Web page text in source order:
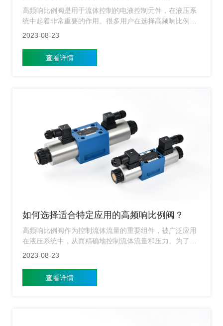
高频响比例阀是用于流体控制的电液控制元件，在液压系
统中起着非常重要的作用。很多用户在选择高频响比例阀
时，不知道要从哪些方面来选，不知道关键要点是什么，
例阀要从哪些关键要点去考虑？
2023-08-23
查看详情
如何选择适合特定应用的高频响比例阀？
高频响比例阀作为控制流体流量的重要组件，被广泛应用
在液压系统中，从而精确地控制流体流量和压力。为了保
证高效、稳定的系统运行，选择一款适合特定应用的高频
大家简单的介绍下要考虑哪些因素？
2023-08-23
查看详情